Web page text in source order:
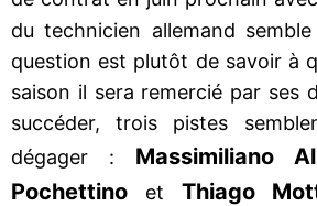
du technicien allemand
question est plutôt de savoir à
saison il sera remercié par ses
succéder, trois pistes
dégager : Massimiliano
Pochettino et Thiago